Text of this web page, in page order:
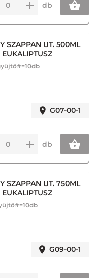
db
SZAPPAN UT. 500ML
G07-00-1
db
SZAPPAN UT. 750ML
G09-00-1